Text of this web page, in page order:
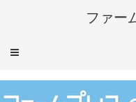
ファー
メ
ュ
ー